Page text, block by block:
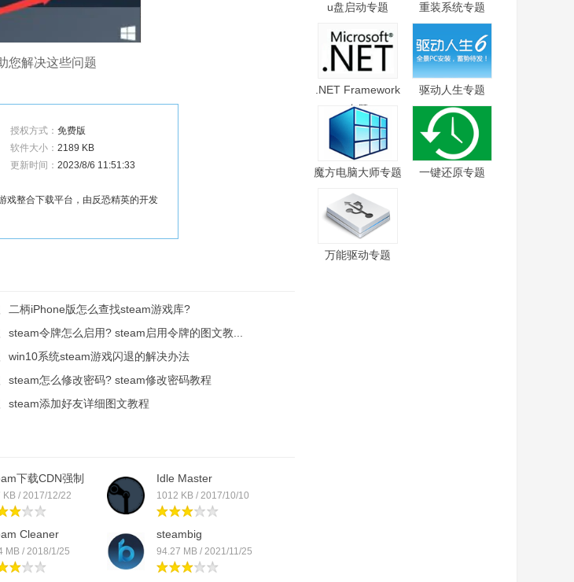
您解决这些问题
授权方式： 免费版
软件大小： 2189 KB
更新时间： 2023/8/6 11:51:33
戏整合下载平台，由反恐精英的开发
二柄iPhone版怎么查找steam游戏库?
steam令牌怎么启用? steam启用令牌的图文教...
win10系统steam游戏闪退的解决办法
steam怎么修改密码? steam修改密码教程
steam添加好友详细图文教程
下载CDN强制
KB / 2017/12/22
Idle Master
1012 KB / 2017/10/10
Cleaner
MB / 2018/1/25
steambig
94.27 MB / 2021/11/25
u盘启动专题 重装系统专题
.NET Framework
专题
驱动人生专题
魔方电脑大师专题 一键还原专题
万能驱动专题